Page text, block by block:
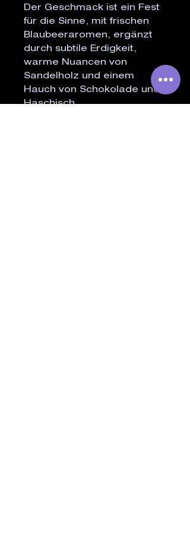
Der Geschmack ist ein Fest
für die Sinne, mit frischen
Blaubeeraromen, ergänzt
durch subtile Erdigkeit,
warme Nuancen von
Sandelholz und einem
Hauch von Schokolade und
Haschisch.